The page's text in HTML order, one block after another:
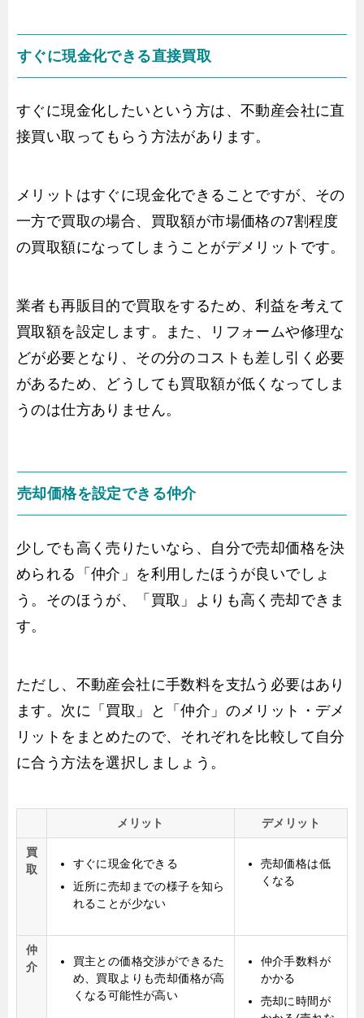
すぐに現金化できる直接買取
すぐに現金化したいという方は、不動産会社に直
接買い取ってもらう方法があります。
メリットはすぐに現金化できることですが、その
一方で買取の場合、買取額が市場価格の7割程度
の買取額になってしまうことがデメリットです。
業者も再販目的で買取をするため、利益を考えて
買取額を設定します。また、リフォームや修理な
どが必要となり、その分のコストも差し引く必要
があるため、どうしても買取額が低くなってしま
うのは仕方ありません。
売却価格を設定できる仲介
少しでも高く売りたいなら、自分で売却価格を決
められる「仲介」を利用したほうが良いでしょ
う。そのほうが、「買取」よりも高く売却できま
す。
ただし、不動産会社に手数料を支払う必要はあり
ます。次に「買取」と「仲介」のメリット・デメ
リットをまとめたので、それぞれを比較して自分
に合う方法を選択しましょう。
メリット デメリット
買
取
すぐに現金化できる
近所に売却までの様子を知ら
れることが少ない
売却価格は低
くなる
仲
介
買主との価格交渉ができるた
め、買取よりも売却価格が高
くなる可能性が高い
仲介手数料が
かかる
売却に時間が